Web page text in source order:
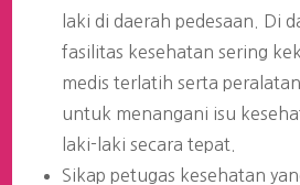
laki di daerah pedesaan. Di
fasilitas kesehatan sering
medis terlatih serta
untuk menangani isu
laki-laki secara tepat.
Sikap petugas kesehatan